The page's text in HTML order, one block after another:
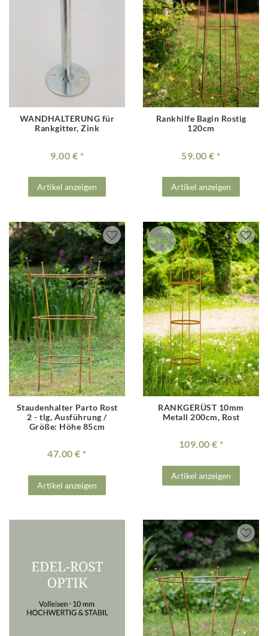
WANDHALTERUNG für
Rankgitter, Zink
9.00 €
Artikel anzeigen
Rankhilfe Bagin Rostig
120cm
59.00 €
Artikel anzeigen
Staudenhalter Parto Rost
2 - tlg, Ausführung /
Größe: Höhe 85cm
47.00 €
Artikel anzeigen
TOP
RANKGERÜST 10mm
Metall 200cm, Rost
109.00 €
Artikel anzeigen